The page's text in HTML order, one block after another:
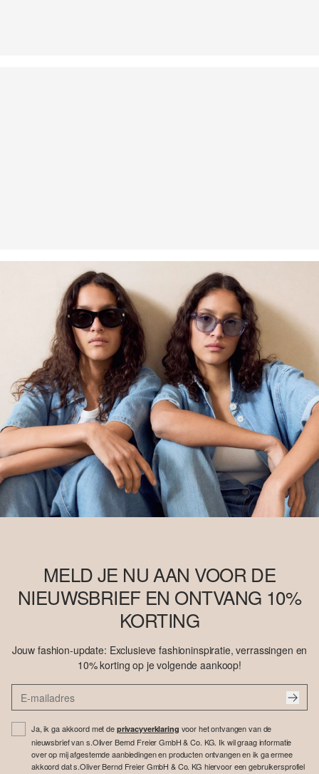
MELD JE NU AAN VOOR DE
NIEUWSBRIEF EN ONTVANG 10%
KORTING
Jouw fashion-update: Exclusieve fashioninspiratie, verrassingen en
10% korting op je volgende aankoop!
Ja, ik ga akkoord met de privacyverklaring voor het ontvangen van de
nieuwsbrief van s.Oliver Bernd Freier GmbH & Co. KG. Ik wil graag informatie
over op mij afgestemde aanbiedingen en producten ontvangen en ik ga ermee
akkoord dat s.Oliver Bernd Freier GmbH & Co. KG hiervoor een gebruikersprofiel